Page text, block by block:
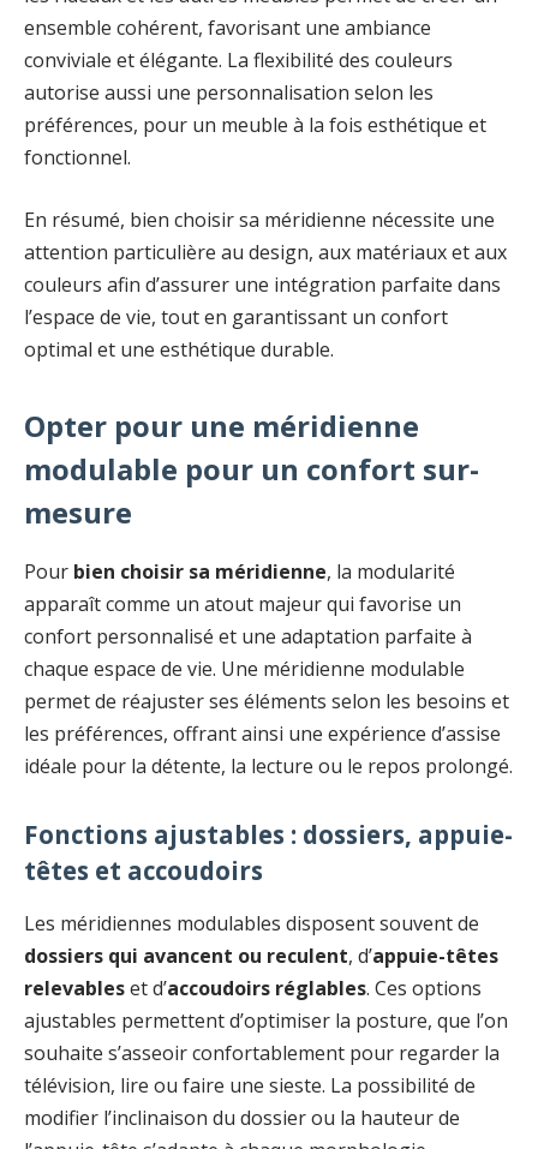
ensemble cohérent, favorisant une ambiance
conviviale et élégante. La flexibilité des couleurs
autorise aussi une personnalisation selon les
préférences, pour un meuble à la fois esthétique et
fonctionnel.
En résumé, bien choisir sa méridienne nécessite une
attention particulière au design, aux matériaux et aux
couleurs afin d’assurer une intégration parfaite dans
l’espace de vie, tout en garantissant un confort
optimal et une esthétique durable.
Opter pour une méridienne
modulable pour un confort sur-
mesure
Pour bien choisir sa méridienne, la modularité
apparaît comme un atout majeur qui favorise un
confort personnalisé et une adaptation parfaite à
chaque espace de vie. Une méridienne modulable
permet de réajuster ses éléments selon les besoins et
les préférences, offrant ainsi une expérience d’assise
idéale pour la détente, la lecture ou le repos prolongé.
Fonctions ajustables : dossiers, appuie-
têtes et accoudoirs
Les méridiennes modulables disposent souvent de
dossiers qui avancent ou reculent, d’appuie-têtes
relevableset d’accoudoirs réglables. Ces options
ajustables permettent d’optimiser la posture, que l’on
souhaite s’asseoir confortablement pour regarder la
télévision, lire ou faire une sieste. La possibilité de
modifier l’inclinaison du dossier ou la hauteur de